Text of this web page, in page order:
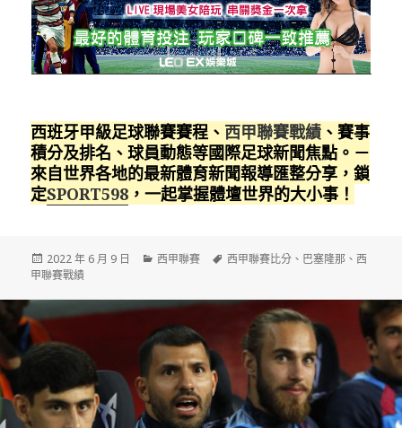
西班牙甲級足球聯賽賽程、 西甲聯賽戰績 、賽事
積分及排名、球員動態等國際足球新聞焦點。－
來自世界各地的最新體育新聞報導匯整分享，鎖
定SPORT598 ，一起掌握體壇世界的大小事！
發
佈
期:
2022 年 6 月 9 日
分
西甲聯賽
標
西甲聯賽比分 、 巴塞隆那 、西
甲聯賽戰績